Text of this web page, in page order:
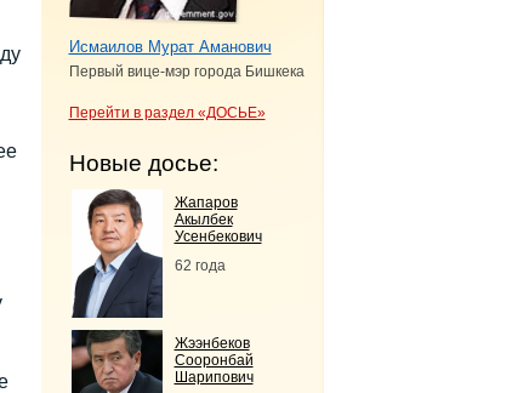
Исмаилов Мурат Аманович
Первый вице-мэр города Бишкека
Перейти в раздел «ДОСЬЕ»
Новые досье:
Жапаров
Акылбек
Усенбекович
62 года
Жээнбеков
Сооронбай
Шарипович